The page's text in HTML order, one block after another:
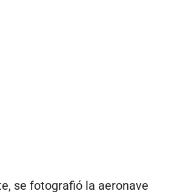
se fotografió la aeronave